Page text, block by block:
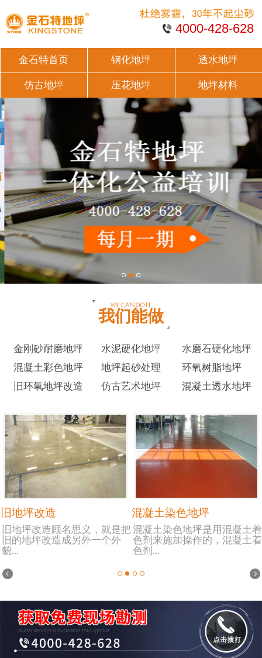
4000-428-628
金石特首页 钢化地坪 透水地坪
仿古地坪 压花地坪 地坪材料
我们能做
金刚砂耐磨地坪 水泥硬化地坪
水磨石硬化地坪
混凝土彩色地坪
地坪起砂处理
环氧树脂地坪
旧环氧地坪改造
仿古艺术地坪 混凝土透水地坪
旧地坪改造
旧地坪改造顾名思义，就是把
旧的地坪改造成另外一个外
貌...
混凝土染色地坪
混凝土染色地坪是用混凝土着
色剂来施加操作的，混凝土着
色剂...